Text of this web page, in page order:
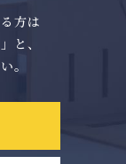
方は
と、
。